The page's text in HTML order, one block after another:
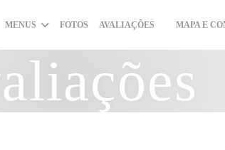
MENUS FOTOS AVALIAÇÕES MAPA E